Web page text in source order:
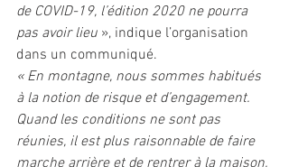
de COVID-19, l’édition 2020 ne pourra
pas avoir lieu », indique l’organisation
dans un communiqué.
« En montagne, nous sommes habitués
à la notion de risque et d’engagement.
Quand les conditions ne sont pas
réunies, il est plus raisonnable de faire
marche arrière et de rentrer à la maison.